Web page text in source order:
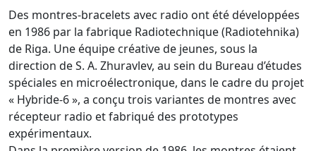
Des montres-bracelets avec radio ont été développées
en 1986 par la fabrique Radiotechnique (Radiotehnika)
de Riga. Une équipe créative de jeunes, sous la
direction de S. A. Zhuravlev, au sein du Bureau d’études
spéciales en microélectronique, dans le cadre du projet
« Hybride-6 », a conçu trois variantes de montres avec
récepteur radio et fabriqué des prototypes
expérimentaux.